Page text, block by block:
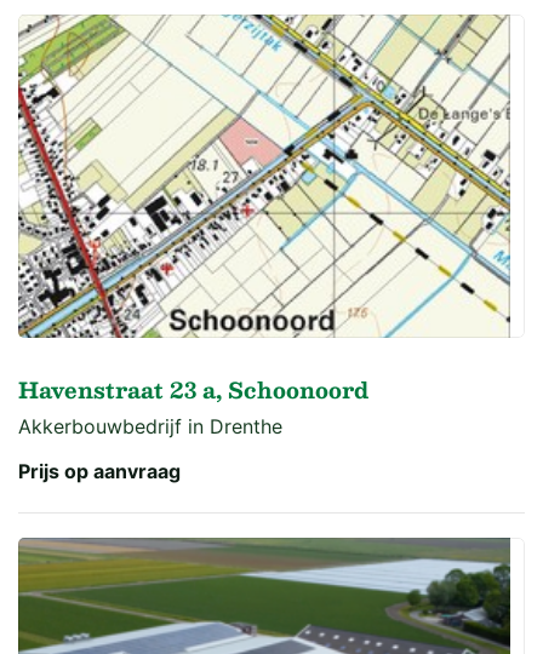
Havenstraat 23 a, Schoonoord
Akkerbouwbedrijf in Drenthe
Prijs op aanvraag